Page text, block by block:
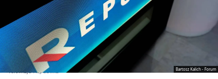
Bartosz Kalich - Forum
Telewizja Republika